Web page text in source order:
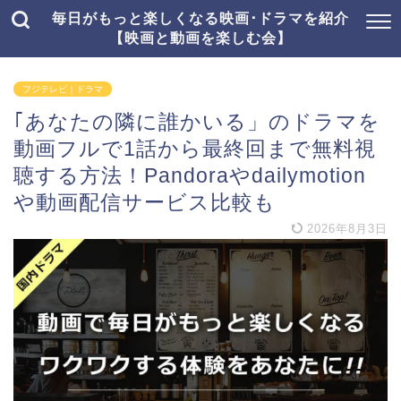
毎日がもっと楽しくなる映画･ドラマを紹介
【映画と動画を楽しむ会】
フジテレビ｜ドラマ
｢あなたの隣に誰かいる」のドラマを
動画フルで1話から最終回まで無料視
聴する方法！Pandoraやdailymotion
や動画配信サービス比較も
2026年8月3日